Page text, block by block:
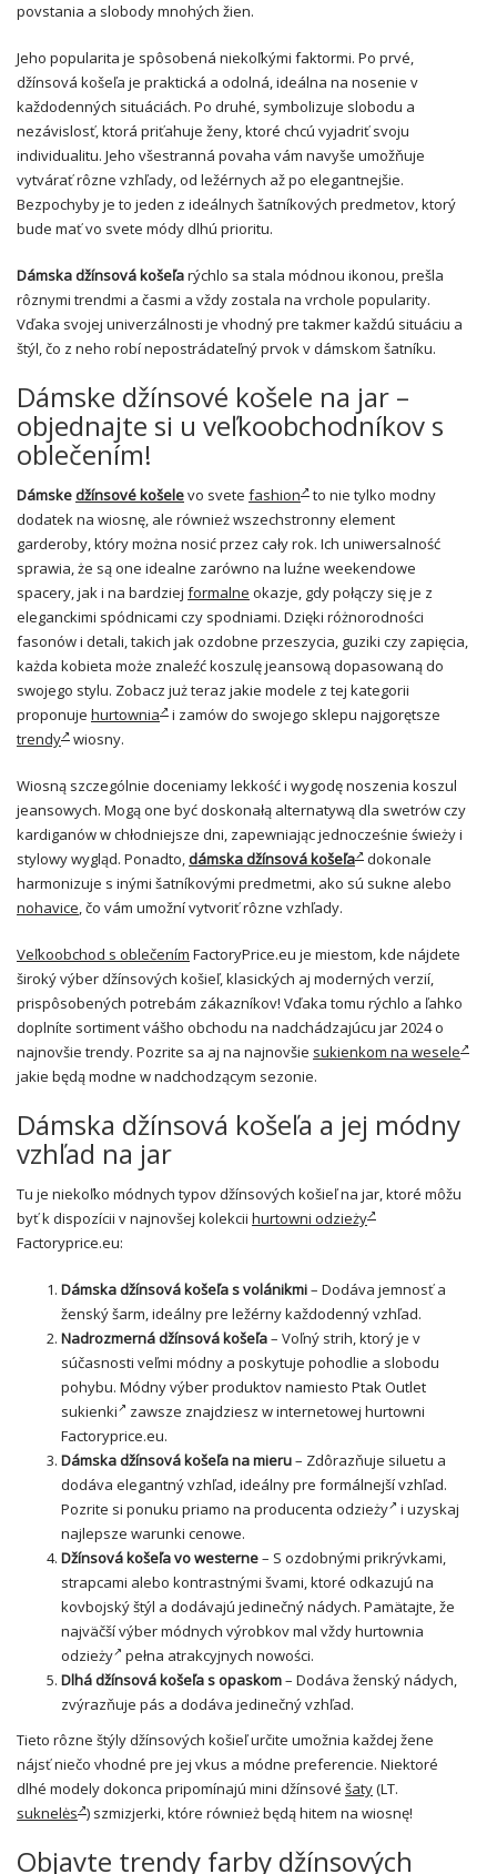
povstania a slobody mnohých žien.
Jeho popularita je spôsobená niekoľkými faktormi. Po prvé,
džínsová košeľa je praktická a odolná, ideálna na nosenie v
každodenných situáciách. Po druhé, symbolizuje slobodu a
nezávislosť, ktorá priťahuje ženy, ktoré chcú vyjadriť svoju
individualitu. Jeho všestranná povaha vám navyše umožňuje
vytvárať rôzne vzhľady, od ležérnych až po elegantnejšie.
Bezpochyby je to jeden z ideálnych šatníkových predmetov, ktorý
bude mať vo svete módy dlhú prioritu.
Dámska džínsová košeľarýchlo sa stala módnou ikonou, prešla
rôznymi trendmi a časmi a vždy zostala na vrchole popularity.
Vďaka svojej univerzálnosti je vhodný pre takmer každú situáciu a
štýl, čo z neho robí nepostrádateľný prvok v dámskom šatníku.
Dámske džínsové košele na jar –
objednajte si u veľkoobchodníkov s
oblečením!
Dámske džínsové košelevo svete fashion
to nie tylko modny
dodatek na wiosnę, ale również wszechstronny element
garderoby, który można nosić przez cały rok. Ich uniwersalność
sprawia, że są one idealne zarówno na luźne weekendowe
spacery, jak i na bardziej formalne okazje, gdy połączy się je z
eleganckimi spódnicami czy spodniami. Dzięki różnorodności
fasonów i detali, takich jak ozdobne przeszycia, guziki czy zapięcia,
każda kobieta może znaleźć koszulę jeansową dopasowaną do
swojego stylu. Zobacz już teraz jakie modele z tej kategorii
proponuje hurtownia
i zamów do swojego sklepu najgorętsze
trendy
wiosny.
Wiosną szczególnie doceniamy lekkość i wygodę noszenia koszul
jeansowych. Mogą one być doskonałą alternatywą dla swetrów czy
kardiganów w chłodniejsze dni, zapewniając jednocześnie świeży i
stylowy wygląd. Ponadto, dámska džínsová košeľa
dokonale
harmonizuje s inými šatníkovými predmetmi, ako sú sukne alebo
nohavice, čo vám umožní vytvoriť rôzne vzhľady.
Veľkoobchod s oblečením FactoryPrice.eu je miestom, kde nájdete
široký výber džínsových košieľ, klasických aj moderných verzií,
prispôsobených potrebám zákazníkov! Vďaka tomu rýchlo a ľahko
doplníte sortiment vášho obchodu na nadchádzajúcu jar 2024 o
najnovšie trendy. Pozrite sa aj na najnovšie sukienkom na wesele
jakie będą modne w nadchodzącym sezonie.
Dámska džínsová košeľa a jej módny
vzhľad na jar
Tu je niekoľko módnych typov džínsových košieľ na jar, ktoré môžu
byť k dispozícii v najnovšej kolekcii hurtowni odzieży
Factoryprice.eu:
Dámska džínsová košeľa s volánikmi– Dodáva jemnosť a
ženský šarm, ideálny pre ležérny každodenný vzhľad.
Nadrozmerná džínsová košeľa– Voľný strih, ktorý je v
súčasnosti veľmi módny a poskytuje pohodlie a slobodu
pohybu. Módny výber produktov namiesto Ptak Outlet
sukienki
zawsze znajdziesz w internetowej hurtowni
Factoryprice.eu.
Dámska džínsová košeľa na mieru– Zdôrazňuje siluetu a
dodáva elegantný vzhľad, ideálny pre formálnejší vzhľad.
Pozrite si ponuku priamo na producenta odzieży
i uzyskaj
najlepsze warunki cenowe.
Džínsová košeľa vo westerne– S ozdobnými prikrývkami,
strapcami alebo kontrastnými švami, ktoré odkazujú na
kovbojský štýl a dodávajú jedinečný nádych. Pamätajte, že
najväčší výber módnych výrobkov mal vždyhurtownia
odzieży
pełna atrakcyjnych nowości.
Dlhá džínsová košeľa s opaskom– Dodáva ženský nádych,
zvýrazňuje pás a dodáva jedinečný vzhľad.
Tieto rôzne štýly džínsových košieľ určite umožnia každej žene
nájsť niečo vhodné pre jej vkus a módne preferencie. Niektoré
dlhé modely dokonca pripomínajú mini džínsové šaty(LT.
suknelės ) szmizjerki, które również będą hitem na wiosnę!
Objavte trendy farby džínsových